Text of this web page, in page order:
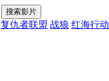
复仇者联盟 战狼 红海行动